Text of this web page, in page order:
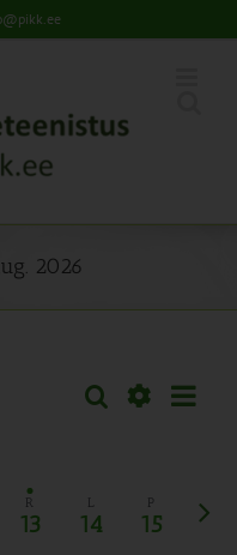
2026
Sündmused
Views
Navigation
Otsi Nädal
R
13
L
14 15